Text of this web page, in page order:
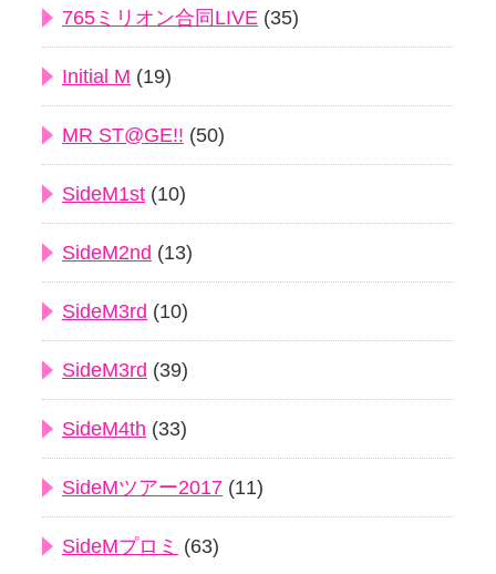
765ミリオン合同LIVE (35)
Initial M (19)
MR ST@GE!! (50)
SideM1st (10)
SideM2nd (13)
SideM3rd (10)
SideM3rd (39)
SideM4th (33)
SideMツアー2017 (11)
SideMプロミ (63)